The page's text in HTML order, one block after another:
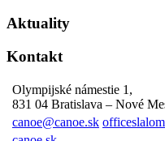
Aktuality
Kontakt
Olympijské námestie 1,
831 04 Bratislava – Nové
canoe@canoe.sk